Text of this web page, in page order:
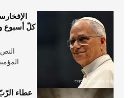
كلّ أسبوع
النص
المؤمنين
عطاء